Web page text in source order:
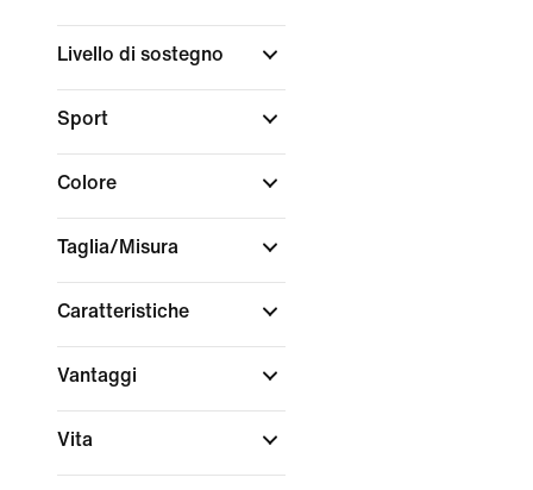
Livello di sostegno
Sport
Colore
Taglia/Misura
Caratteristiche
Vantaggi
Vita